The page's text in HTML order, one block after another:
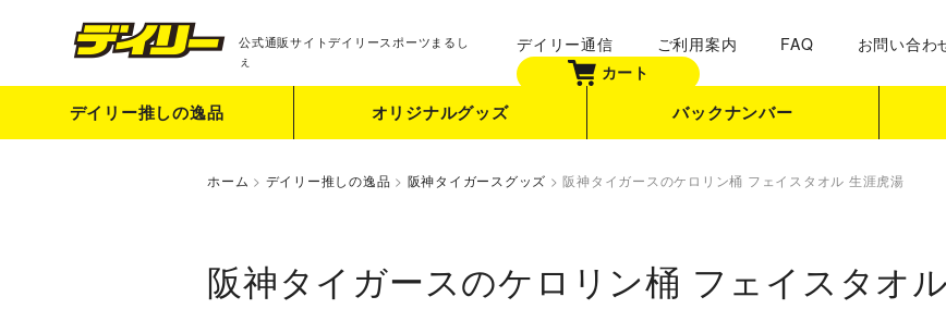
公式通販サイトデイリースポーツまるし
ぇ
デイリー通信 ご利用案内 FAQ お問い合わ
カート
デイリー推しの逸品 オリジナルグッズ バックナンバー
ホーム > デイリー推しの逸品 > 阪神タイガースグッズ > 阪神タイガースのケロリン桶 フェイスタオル 生涯虎湯
阪神タイガースのケロリン桶 フェイスタオ